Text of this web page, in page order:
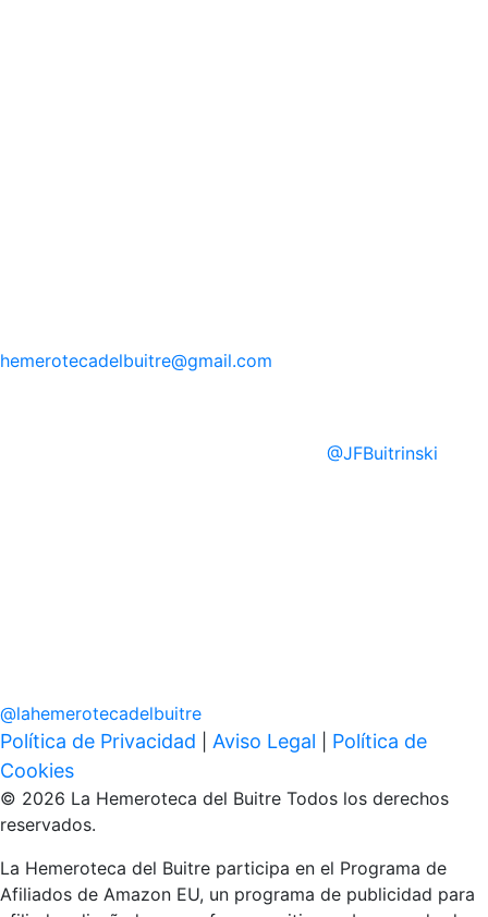
hemerotecadelbuitre@gmail.com
@JFBuitrinski
@lahemerotecadelbuitre
Política de Privacidad Aviso Legal
Política de
Cookies
© 2026 La Hemeroteca del Buitre Todos los derechos
reservados.
La Hemeroteca del Buitre participa en el Programa de
Afiliados de Amazon EU, un programa de publicidad para